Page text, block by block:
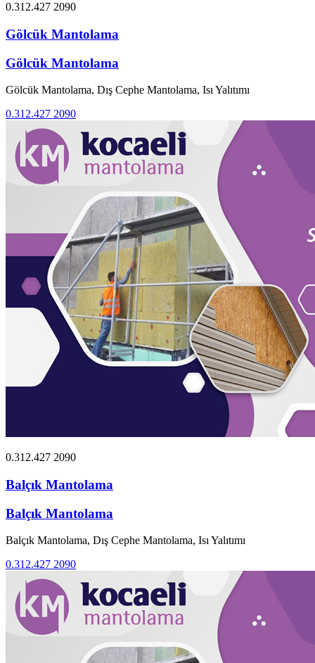
0.312.427 2090
Gölcük Mantolama
Gölcük Mantolama
Gölcük Mantolama, Dış Cephe Mantolama, Isı Yalıtımı
0.312.427 2090
0.312.427 2090
Balçık Mantolama
Balçık Mantolama
Balçık Mantolama, Dış Cephe Mantolama, Isı Yalıtımı
0.312.427 2090